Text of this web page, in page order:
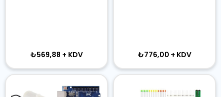
₺569,88 + KDV ₺776,00 + KDV